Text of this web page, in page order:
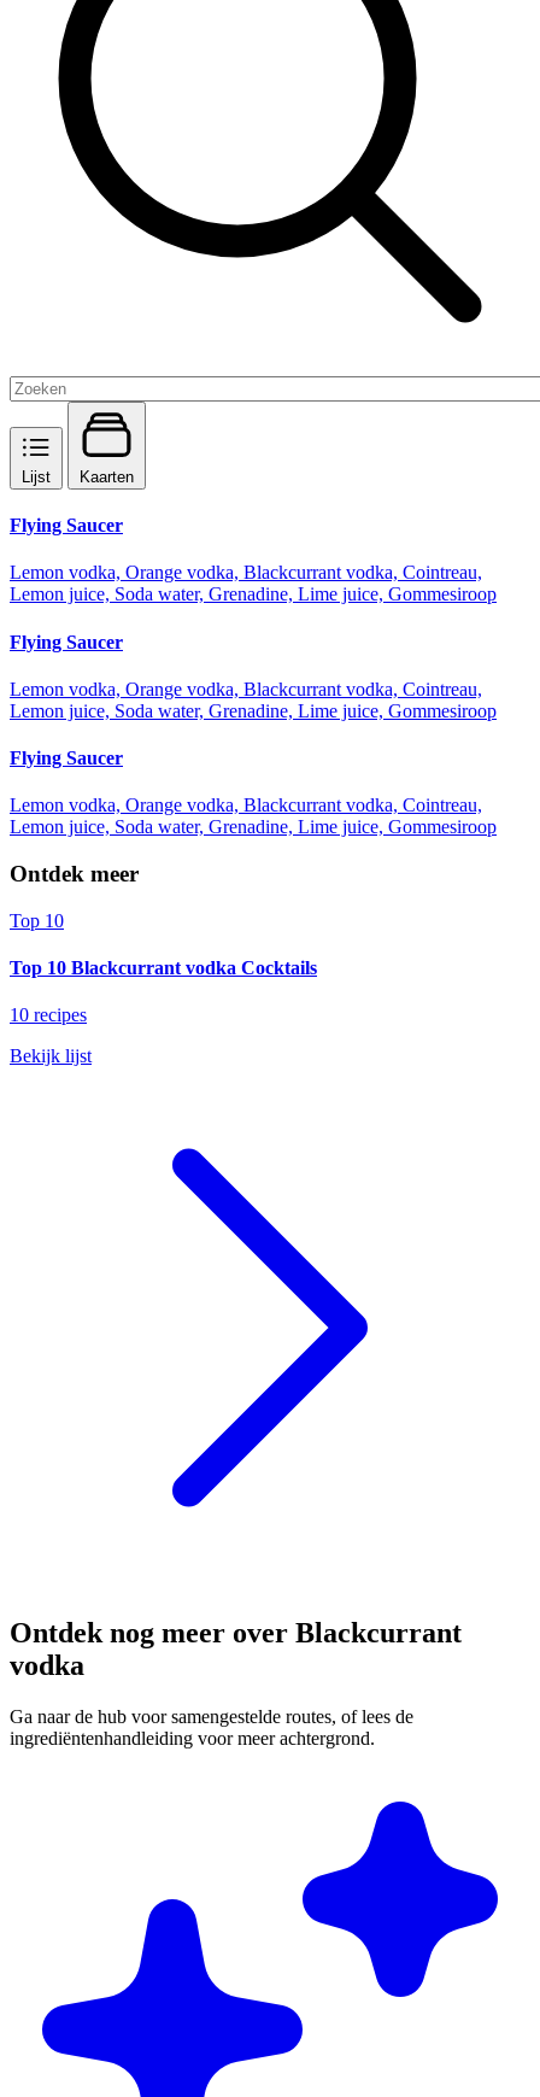
Lijst Kaarten
Flying Saucer
Lemon vodka, Orange vodka, Blackcurrant vodka, Cointreau,
Lemon juice, Soda water, Grenadine, Lime juice, Gommesiroop
Flying Saucer
Lemon vodka, Orange vodka, Blackcurrant vodka, Cointreau,
Lemon juice, Soda water, Grenadine, Lime juice, Gommesiroop
Flying Saucer
Lemon vodka, Orange vodka, Blackcurrant vodka, Cointreau,
Lemon juice, Soda water, Grenadine, Lime juice, Gommesiroop
Ontdek meer
Top 10
Top 10 Blackcurrant vodka Cocktails
10 recipes
Bekijk lijst
Ontdek nog meer over Blackcurrant
vodka
Ga naar de hub voor samengestelde routes, of lees de
ingrediëntenhandleiding voor meer achtergrond.